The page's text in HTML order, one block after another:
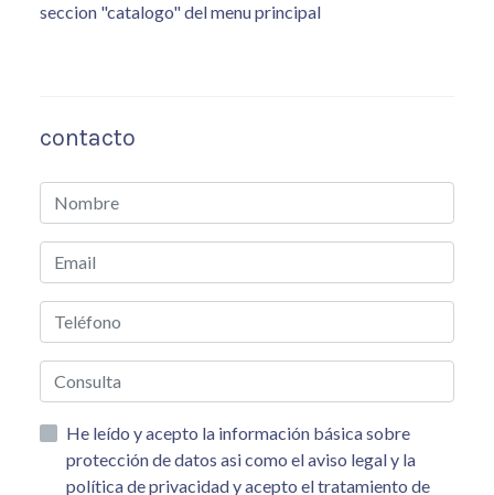
seccion "catalogo" del menu principal
contacto
He leído y acepto la información básica sobre
protección de datos asi como el aviso legal y la
política de privacidad y acepto el tratamiento de